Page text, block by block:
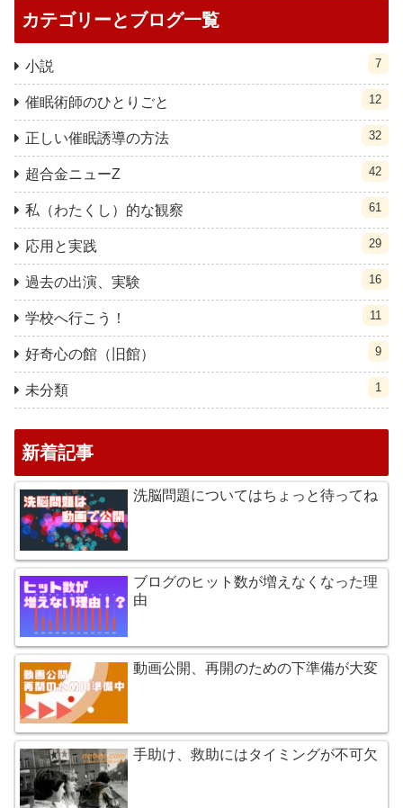
カテゴリーとブログ一覧
小説 7
催眠術師のひとりごと 12
正しい催眠誘導の方法 32
超合金ニューZ 42
私（わたくし）的な観察 61
応用と実践 29
過去の出演、実験 16
学校へ行こう！ 11
好奇心の館（旧館） 9
未分類 1
新着記事
洗脳問題についてはちょっと待ってね
ブログのヒット数が増えなくなった理
由
動画公開、再開のための下準備が大変
手助け、救助にはタイミングが不可欠